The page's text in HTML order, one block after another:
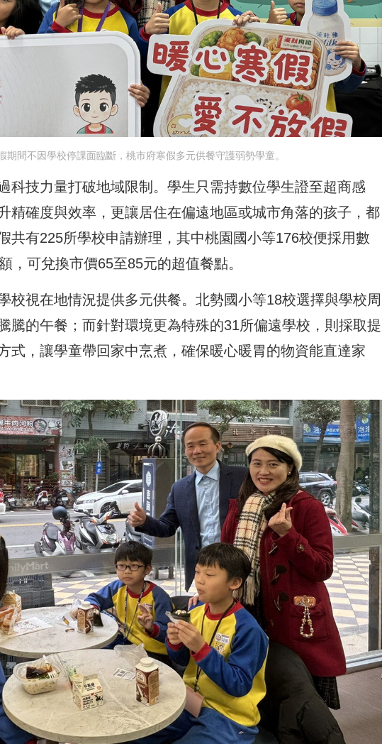
期間不因學校停課面臨斷，桃市府寒假多元供餐守護弱勢學童。
科技力量打破地域限制。學生只需持數位學生證至超商感
精確度與效率，更讓居住在偏遠地區或城市角落的孩子，都
共有225所學校申請辦理，其中桃園國小等176校便採用數
，可兌換市價65至85元的超值餐點。
校視在地情況提供多元供餐。北勢國小等18校選擇與學校周
騰的午餐；而針對環境更為特殊的31所偏遠學校，則採取提
式，讓學童帶回家中烹煮，確保暖心暖胃的物資能直達家